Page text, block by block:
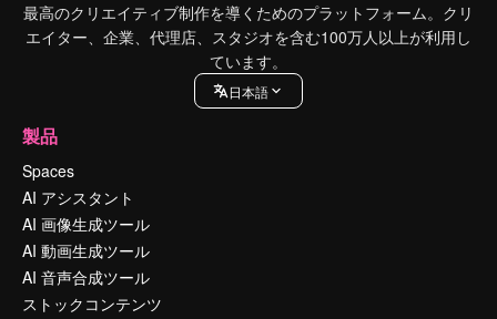
最高のクリエイティブ制作を導くためのプラットフォーム。クリ
エイター、企業、代理店、スタジオを含む100万人以上が利用し
ています。
日本語
製品
Spaces
AI アシスタント
AI 画像生成ツール
AI 動画生成ツール
AI 音声合成ツール
ストックコンテンツ